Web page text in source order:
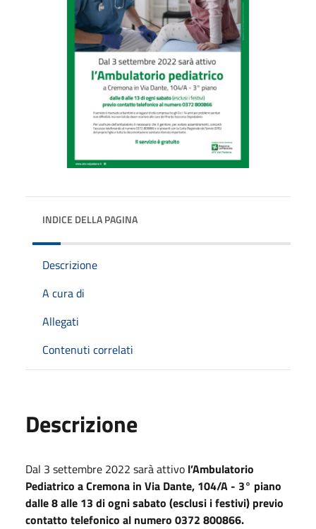
INDICE DELLA PAGINA
Descrizione
A cura di
Allegati
Contenuti correlati
Descrizione
Dal 3 settembre 2022 sarà attivo l’Ambulatorio
Pediatrico a Cremona in Via Dante, 104/A - 3° piano
dalle 8 alle 13 di ogni sabato (esclusi i festivi) previo
contatto telefonico al numero 0372 800866.